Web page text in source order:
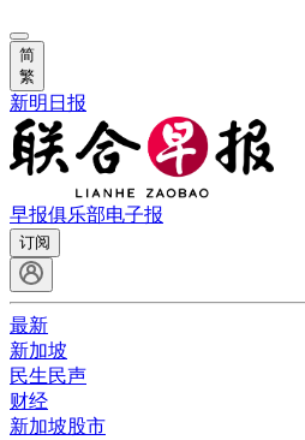
简
繁
新明日报
早报俱乐部电子报
订阅
最新
新加坡
民生民声
财经
新加坡股市